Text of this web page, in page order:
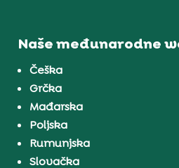
Naše međunarodne
Češka
Grčka
Mađarska
Poljska
Rumunjska
Slovačka